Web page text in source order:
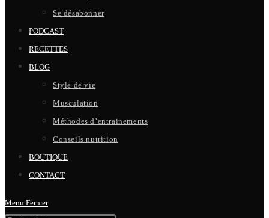
Se désabonner
PODCAST
RECETTES
BLOG
Style de vie
Musculation
Méthodes d’entrainements
Conseils nutrition
BOUTIQUE
CONTACT
Menu Fermer